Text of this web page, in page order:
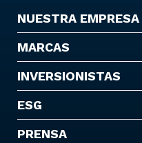
NUESTRA EMPRESA
MARCAS
INVERSIONISTAS
ESG
PRENSA